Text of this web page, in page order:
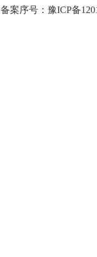
备案序号：豫ICP备